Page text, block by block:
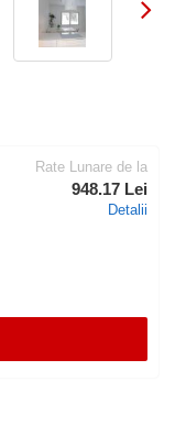
Rate Lunare de la
948.17 Lei
Detalii